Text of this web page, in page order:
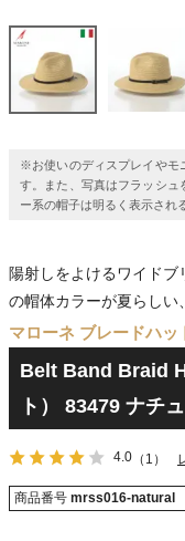
※お使いのディスプレイやモ
す。また、写真はフラッシュ
ー系の帽子は明るく表示され
陽射しをよけるワイドブ
の帽体カラーが夏らしい
マローネ ブレードハッ
Belt Band Braid
ト） 83479 ナチ
4.0 （1）
商品番号 mrss016-natural